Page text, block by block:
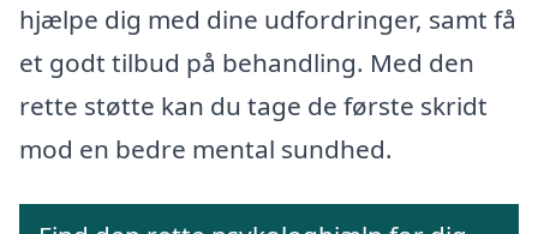
hjælpe dig med dine udfordringer, samt få
et godt tilbud på behandling. Med den
rette støtte kan du tage de første skridt
mod en bedre mental sundhed.